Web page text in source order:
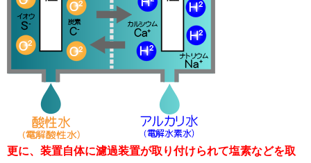
更に、装置自体に濾過装置が取り付けられて塩素などを取